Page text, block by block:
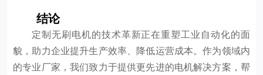
结论
定制无刷电机的技术革新正在重塑工业自动化的面
貌，助力企业提升生产效率、降低运营成本。作为领域内
的专业厂家，我们致力于提供更先进的电机解决方案，帮